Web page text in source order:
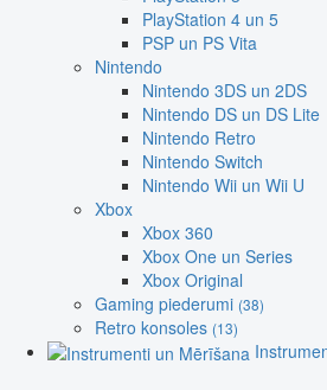
PlayStation 4 un 5
PSP un PS Vita
Nintendo
Nintendo 3DS un 2DS
Nintendo DS un DS Lite
Nintendo Retro
Nintendo Switch
Nintendo Wii un Wii U
Xbox
Xbox 360
Xbox One un Series
Xbox Original
Gaming piederumi (38)
Retro konsoles (13)